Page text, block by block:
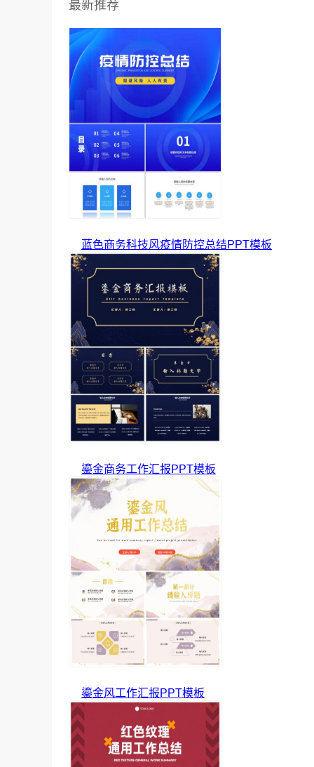
最新推荐
蓝色商务科技风疫情防控总结PPT模板
鎏金商务工作汇报PPT模板
鎏金风工作汇报PPT模板